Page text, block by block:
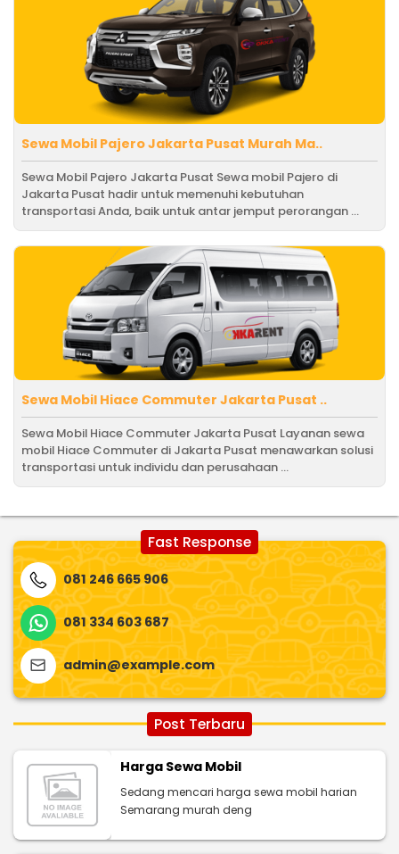
Sewa Mobil Pajero Jakarta Pusat Murah Ma..
Sewa Mobil Pajero Jakarta Pusat Sewa mobil Pajero di
Jakarta Pusat hadir untuk memenuhi kebutuhan
transportasi Anda, baik untuk antar jemput perorangan ...
Sewa Mobil Hiace Commuter Jakarta Pusat ..
Sewa Mobil Hiace Commuter Jakarta Pusat Layanan sewa
mobil Hiace Commuter di Jakarta Pusat menawarkan solusi
transportasi untuk individu dan perusahaan ...
Fast Response
081 246 665 906
081 334 603 687
admin@example.com
Post Terbaru
Harga Sewa Mobil
Sedang mencari harga sewa mobil harian
Semarang murah deng